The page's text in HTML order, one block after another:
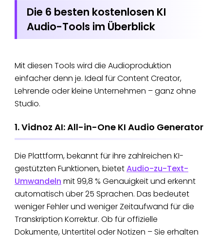
Die 6 besten kostenlosen KI
Audio-Tools im Überblick
Mit diesen Tools wird die Audioproduktion
einfacher denn je. Ideal für Content Creator,
Lehrende oder kleine Unternehmen – ganz ohne
Studio.
1. Vidnoz AI: All-in-One KI Audio Generator
Die Plattform, bekannt für ihre zahlreichen KI-
gestützten Funktionen, bietetAudio-zu-Text-
Umwandeln mit 99,8 % Genauigkeit und erkennt
automatisch über 25 Sprachen. Das bedeutet
weniger Fehler und weniger Zeitaufwand für die
Transkription Korrektur. Ob für offizielle
Dokumente, Untertitel oder Notizen – Sie erhalten